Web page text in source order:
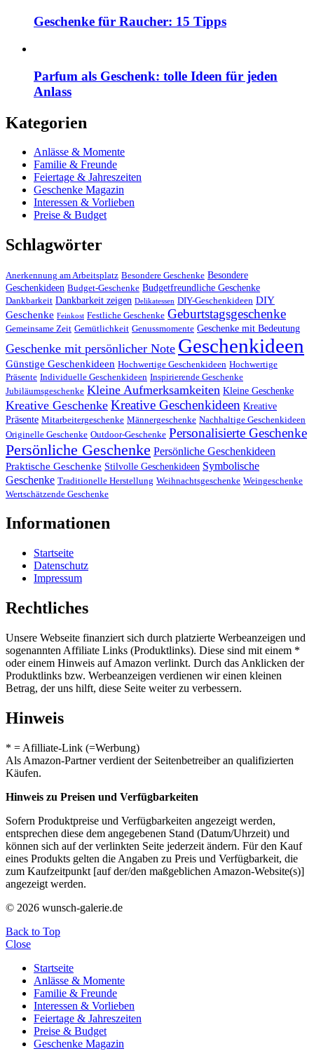
Geschenke für Raucher: 15 Tipps
Parfum als Geschenk: tolle Ideen für jeden
Anlass
Kategorien
Anlässe & Momente
Familie & Freunde
Feiertage & Jahreszeiten
Geschenke Magazin
Interessen & Vorlieben
Preise & Budget
Schlagwörter
Anerkennung am Arbeitsplatz Besondere Geschenke Besondere
Geschenkideen Budget-Geschenke Budgetfreundliche Geschenke
Dankbarkeit Dankbarkeit zeigen Delikatessen DIY-Geschenkideen DIY
Geschenke Feinkost Festliche Geschenke Geburtstagsgeschenke
Gemeinsame Zeit Gemütlichkeit Genussmomente Geschenke mit Bedeutung
Geschenke mit persönlicher Note Geschenkideen
Günstige Geschenkideen Hochwertige Geschenkideen Hochwertige
Präsente Individuelle Geschenkideen Inspirierende Geschenke
Jubiläumsgeschenke Kleine Aufmerksamkeiten Kleine Geschenke
Kreative Geschenke Kreative Geschenkideen Kreative
Präsente Mitarbeitergeschenke Männergeschenke Nachhaltige Geschenkideen
Originelle Geschenke Outdoor-Geschenke Personalisierte Geschenke
Persönliche Geschenke Persönliche Geschenkideen
Praktische Geschenke Stilvolle Geschenkideen Symbolische
Geschenke Traditionelle Herstellung Weihnachtsgeschenke Weingeschenke
Wertschätzende Geschenke
Informationen
Startseite
Datenschutz
Impressum
Rechtliches
Unsere Webseite finanziert sich durch platzierte Werbeanzeigen und
sogenannten Affiliate Links (Produktlinks). Diese sind mit einem *
oder einem Hinweis auf Amazon verlinkt. Durch das Anklicken der
Produktlinks bzw. Werbeanzeigen verdienen wir einen kleinen
Betrag, der uns hilft, diese Seite weiter zu verbessern.
Hinweis
* = Afilliate-Link (=Werbung)
Als Amazon-Partner verdient der Seitenbetreiber an qualifizierten
Käufen.
Hinweis zu Preisen und Verfügbarkeiten
Sofern Produktpreise und Verfügbarkeiten angezeigt werden,
entsprechen diese dem angegebenen Stand (Datum/Uhrzeit) und
können sich auf der verlinkten Seite jederzeit ändern. Für den Kauf
eines Produkts gelten die Angaben zu Preis und Verfügbarkeit, die
zum Kaufzeitpunkt [auf der/den maßgeblichen Amazon-Website(s)]
angezeigt werden.
© 2026 wunsch-galerie.de
Back to Top
Close
Startseite
Anlässe & Momente
Familie & Freunde
Interessen & Vorlieben
Feiertage & Jahreszeiten
Preise & Budget
Geschenke Magazin